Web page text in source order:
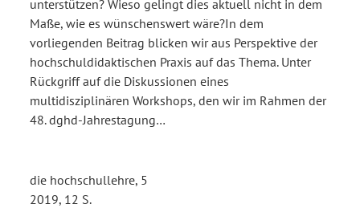
unterstützen? Wieso gelingt dies aktuell nicht in dem
Maße, wie es wünschenswert wäre?In dem
vorliegenden Beitrag blicken wir aus Perspektive der
hochschuldidaktischen Praxis auf das Thema. Unter
Rückgriff auf die Diskussionen eines
multidisziplinären Workshops, den wir im Rahmen der
48. dghd-Jahrestagung…
die hochschullehre, 5
2019, 12 S.